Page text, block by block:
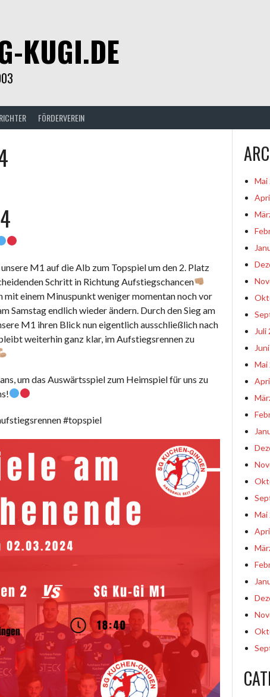
KUGI.DE
FÖRDERVEREIN
M1 auf die Alb zum Topspiel um den 2. Platz
Schritt in Richtung Aufstiegschancen
einem Minuspunkt weniger momentan noch vor
Samstag endlich wieder ändern. Durch den Sieg am
M1 ihren Blick nun eigentlich ausschließlich nach
weiterhin ganz klar, im Aufstiegsrennen zu
um das Auswärtsspiel zum Heimspiel für uns zu
#topspiel
Mai
Juli
Mai
Mai